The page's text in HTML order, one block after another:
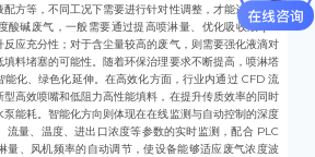
方等，不同工况下需要进行针对性调整，才能达到较为
酸碱废气，一般需要通过提高喷淋量、优化吸收液 pH
应充分性；对于含尘量较高的废气，则需要强化液滴对
料堵塞的可能性。随着环保治理要求不断提高，喷淋塔
能化、绿色化延伸。在高效化方面，行业内通过 CFD 流
高效喷嘴和低阻力高性能填料，在提升传质效率的同时
能耗。智能化方向则体现在在线监测与自动控制的深度
流量、温度、进出口浓度等参数的实时监测，配合 PLC
量、风机频率的自动调节，使设备能够适应废气浓度波